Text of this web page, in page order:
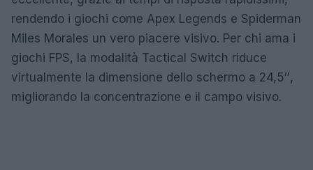
rendendo i giochi come Apex Legends e Spiderman
Miles Morales un vero piacere visivo. Per chi ama i
giochi FPS, la modalità Tactical Switch riduce
virtualmente la dimensione dello schermo a 24,5″,
migliorando la concentrazione e il campo visivo.